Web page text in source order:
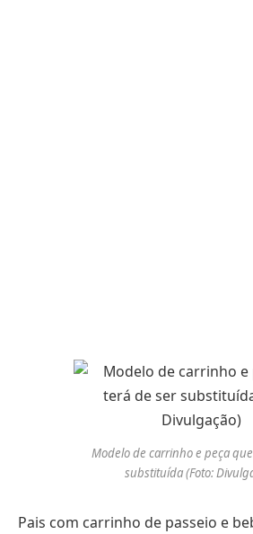
Modelo de carrinho e peça
substituída (Foto:
Pais com carrinho de passeio e